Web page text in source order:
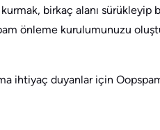
birkaç alanı sürükleyip
önleme kurulumunuzu
ihtiyaç duyanlar için